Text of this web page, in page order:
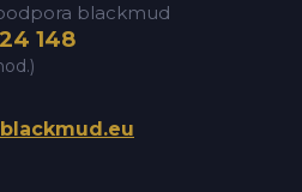
blackmud
148